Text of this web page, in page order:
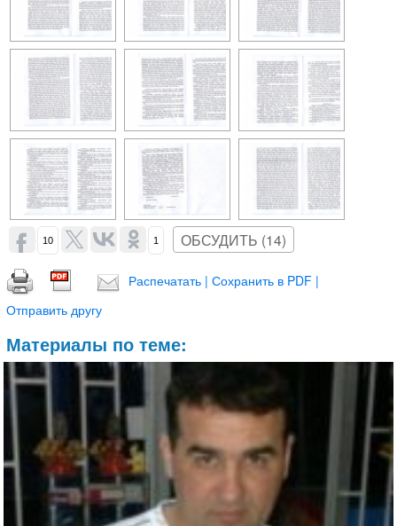
10 1 ОБСУДИТЬ (14)
Распечатать | Сохранить в PDF |
Отправить другу
Материалы по теме: